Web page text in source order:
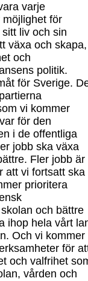
varje
för
liv och sin
växa och skapa,
och
politik.
för Sverige.
vi kommer
för den
i de offentliga
jobb ska växa
Fler jobb är
att vi fortsatt ska
prioritera
och bättre
ihop hela vårt
Och vi kommer
för
och valfrihet
vården och